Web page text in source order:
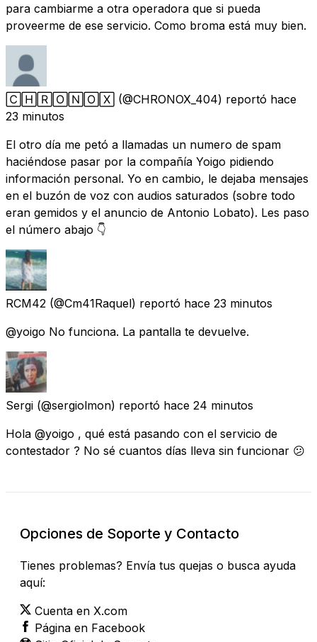
para cambiarme a otra operadora que si pueda
proveerme de ese servicio. Como broma está muy bien.
🄲🄷🅁🄾🄽🄾🅇 (@CHRONOX_404) reportó hace
23 minutos
El otro día me petó a llamadas un numero de spam
haciéndose pasar por la compañía Yoigo pidiendo
información personal. Yo en cambio, le dejaba mensajes
en el buzón de voz con audios saturados (sobre todo
eran gemidos y el anuncio de Antonio Lobato). Les paso
el número abajo 👇
RCM42 (@Cm41Raquel) reportó hace 23 minutos
@yoigo No funciona. La pantalla te devuelve.
Sergi (@sergiolmon) reportó hace 24 minutos
Hola @yoigo , qué está pasando con el servicio de
contestador ? No sé cuantos días lleva sin funcionar 😕
Opciones de Soporte y Contacto
Tienes problemas? Envía tus quejas o busca ayuda
aquí:
Cuenta en X.com
Página en Facebook